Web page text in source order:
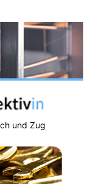
heissere
nimmt
Ab Mittwoch
einer
Fachbetrieb